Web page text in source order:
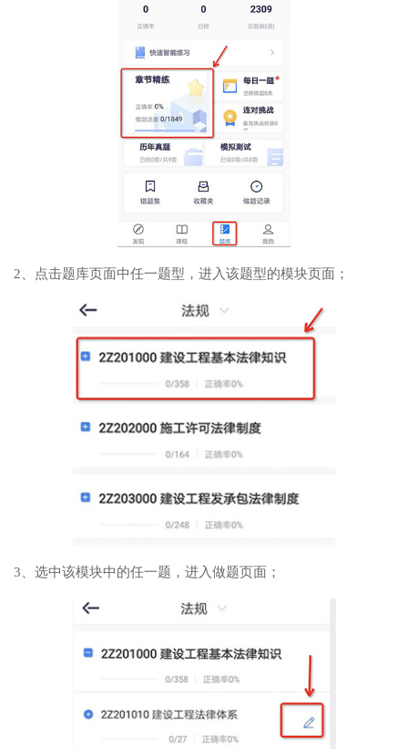
2、点击题库页面中任一题型，进入该题型的模块页面；
3、选中该模块中的任一题，进入做题页面；